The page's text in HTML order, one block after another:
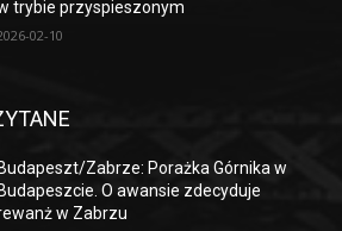
trybie przyspieszonym
02-10
Budapeszt/Zabrze: Porażka Górnika w
Budapeszcie. O awansie zdecyduje
w Zabrzu